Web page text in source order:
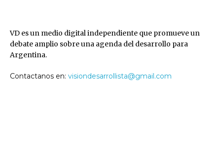
VD es un medio digital independiente que promueve un
debate amplio sobre una agenda del desarrollo para
Argentina.
Contactanos en: visiondesarrollista@gmail.com